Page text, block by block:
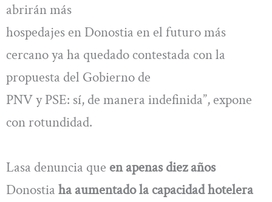
abrirán más
hospedajes en Donostia en el futuro más
cercano ya ha quedado contestada con la
propuesta del Gobierno de
PNV y PSE: sí, de manera indefinida”, expone
con rotundidad.
Lasa denuncia que en apenas diez años
Donostia ha aumentado la capacidad hotelera